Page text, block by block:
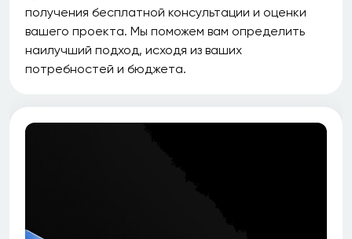
получения бесплатной консультации и оценки
вашего проекта. Мы поможем вам определить
наилучший подход, исходя из ваших
потребностей и бюджета.